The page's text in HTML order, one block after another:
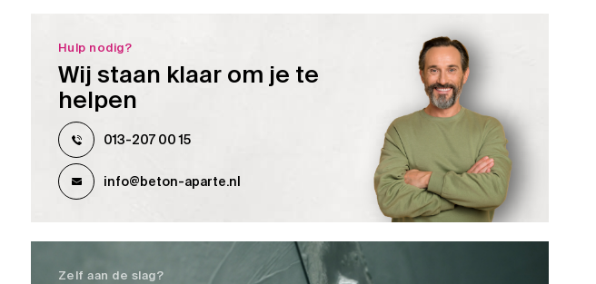
Hulp nodig?
Wij staan klaar om je te
helpen
013-207 00 15
info@beton-aparte.nl
Zelf aan de slag?